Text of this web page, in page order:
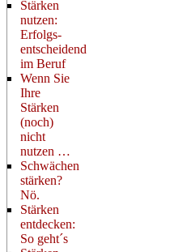
Stärken
nutzen:
Erfolgs-
entscheidend
im Beruf
Wenn Sie
Ihre
Stärken
(noch)
nicht
nutzen …
Schwächen
stärken?
Nö.
Stärken
entdecken:
So geht´s